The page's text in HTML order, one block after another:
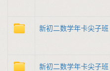
新初二数学年卡尖子
新初二数学年卡尖子班